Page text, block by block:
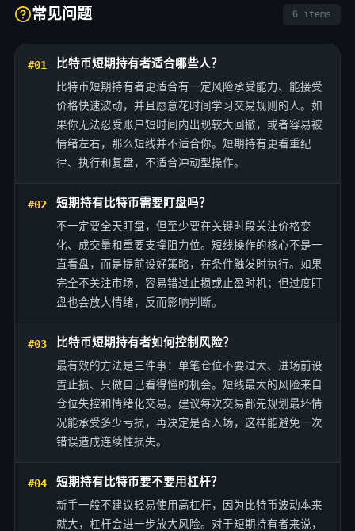
常见问题 6 items
#01 比特币短期持有者适合哪些人？
比特币短期持有者更适合有一定风险承受能力、能接受
价格快速波动，并且愿意花时间学习交易规则的人。如
果你无法忍受账户短时间内出现较大回撤，或者容易被
情绪左右，那么短线并不适合你。短期持有更看重纪
律、执行和复盘，不适合冲动型操作。
#02 短期持有比特币需要盯盘吗？
不一定要全天盯盘，但至少要在关键时段关注价格变
化、成交量和重要支撑阻力位。短线操作的核心不是一
直看盘，而是提前设好策略，在条件触发时执行。如果
完全不关注市场，容易错过止损或止盈时机；但过度盯
盘也会放大情绪，反而影响判断。
#03 比特币短期持有者如何控制风险？
最有效的方法是三件事：单笔仓位不要过大、进场前设
置止损、只做自己看得懂的机会。短线最大的风险来自
仓位失控和情绪化交易。建议每次交易都先规划最坏情
况能承受多少亏损，再决定是否入场，这样能避免一次
错误造成连续性损失。
#04 短期持有比特币要不要用杠杆？
新手一般不建议轻易使用高杠杆，因为比特币波动本来
就大，杠杆会进一步放大风险。对于短期持有者来说，